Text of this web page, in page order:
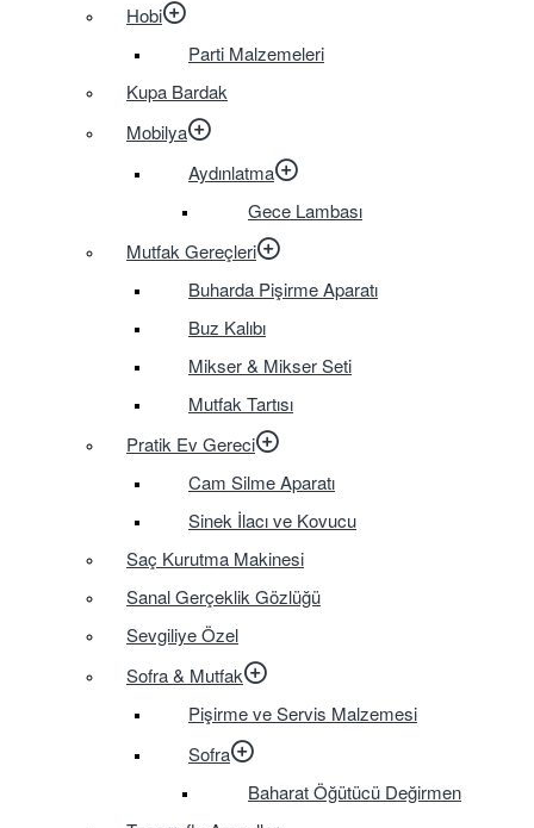
Hobi
Parti Malzemeleri
Kupa Bardak
Mobilya
Aydınlatma
Gece Lambası
Mutfak Gereçleri
Buharda Pişirme Aparatı
Buz Kalıbı
Mikser & Mikser Seti
Mutfak Tartısı
Pratik Ev Gereci
Cam Silme Aparatı
Sinek İlacı ve Kovucu
Saç Kurutma Makinesi
Sanal Gerçeklik Gözlüğü
Sevgiliye Özel
Sofra & Mutfak
Pişirme ve Servis Malzemesi
Sofra
Baharat Öğütücü Değirmen